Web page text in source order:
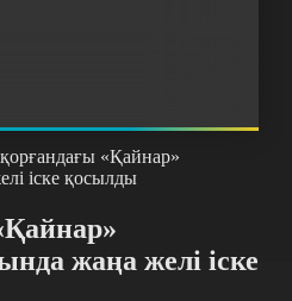
«Қайнар»
іске қосылды
жаңа желі іске